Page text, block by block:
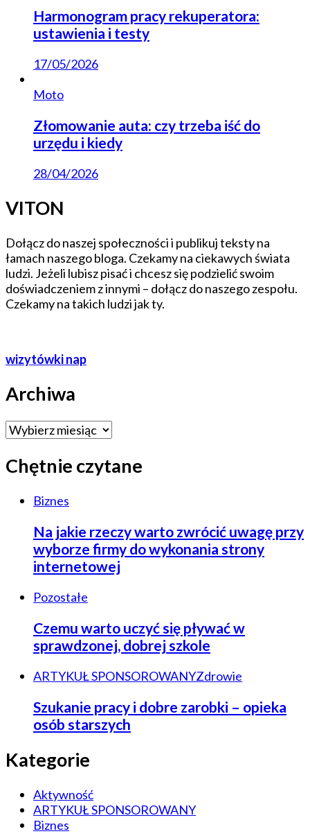
Harmonogram pracy rekuperatora:
ustawienia i testy
17/05/2026
Moto
Złomowanie auta: czy trzeba iść do
urzędu i kiedy
28/04/2026
VITON
Dołącz do naszej społeczności i publikuj teksty na
łamach naszego bloga. Czekamy na ciekawych świata
ludzi. Jeżeli lubisz pisać i chcesz się podzielić swoim
doświadczeniem z innymi – dołącz do naszego zespołu.
Czekamy na takich ludzi jak ty.
wizytówki nap
Archiwa
Archiwa
Chętnie czytane
Biznes
Na jakie rzeczy warto zwrócić uwagę przy
wyborze firmy do wykonania strony
internetowej
Pozostałe
Czemu warto uczyć się pływać w
sprawdzonej, dobrej szkole
ARTYKUŁ SPONSOROWANYZdrowie
Szukanie pracy i dobre zarobki – opieka
osób starszych
Kategorie
Aktywność
ARTYKUŁ SPONSOROWANY
Biznes